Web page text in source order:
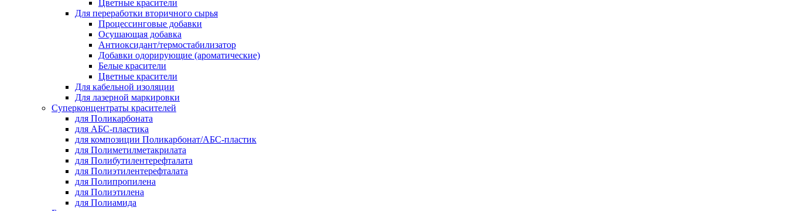
Цветные красители
Для переработки вторичного сырья
Процессинговые добавки
Осушающая добавка
Антиоксидант/термостабилизатор
Добавки одорирующие (ароматические)
Белые красители
Цветные красители
Для кабельной изоляции
Для лазерной маркировки
Суперконцентраты красителей
для Поликарбоната
для АБС-пластика
для композиции Поликарбонат/АБС-пластик
для Полиметилметакрилата
для Полибутилентерефталата
для Полиэтилентерефталата
для Полипропилена
для Полиэтилена
для Полиамида